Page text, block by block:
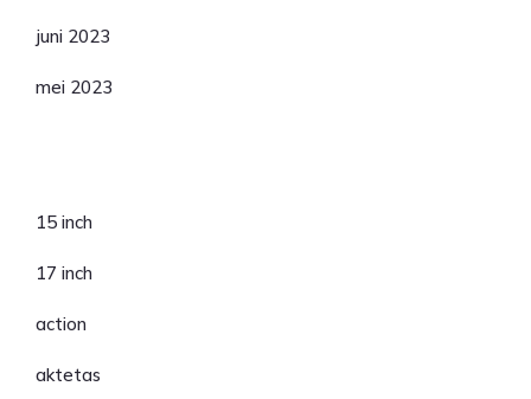
juni 2023
mei 2023
15 inch
17 inch
action
aktetas